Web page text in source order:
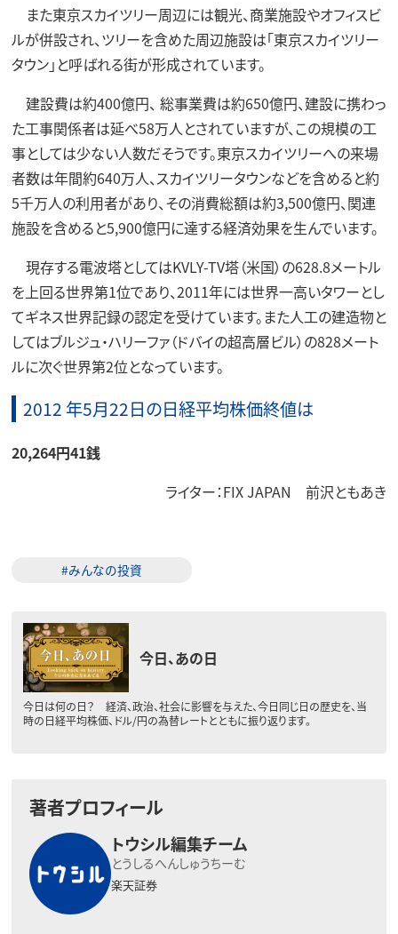
また東京スカイツリー周辺には観光、商業施設やオフィスビ
ルが併設され、ツリーを含めた周辺施設は「東京スカイツリー
タウン」と呼ばれる街が形成されています。
建設費は約400億円、 総事業費は約650億円、建設に携わっ
た工事関係者は延べ58万人とされていますが、この規模の工
事としては少ない人数だそうです。東京スカイツリーへの来場
者数は年間約640万人、スカイツリータウンなどを含めると約
5千万人の利用者があり、その消費総額は約3,500億円、関連
施設を含めると5,900億円に達する経済効果を生んでいます。
現存する電波塔としてはKVLY-TV塔（米国）の628.8メートル
を上回る世界第1位であり、2011年には世界一高いタワーとし
てギネス世界記録の認定を受けています。また人工の建造物と
してはブルジュ・ハリーファ（ドバイの超高層ビル）の828メート
ルに次ぐ世界第2位となっています。
2012 年5月22日の日経平均株価終値は
20,264円41銭
ライター：FIX JAPAN 前沢ともあき
#みんなの投資
今日、あの日
今日は何の日？ 経済、政治、社会に影響を与えた、今日同じ日の歴史を、当
時の日経平均株価、ドル/円の為替レートとともに振り返ります。
著者プロフィール
トウシル編集チーム
とうしるへんしゅうちーむ
楽天証券